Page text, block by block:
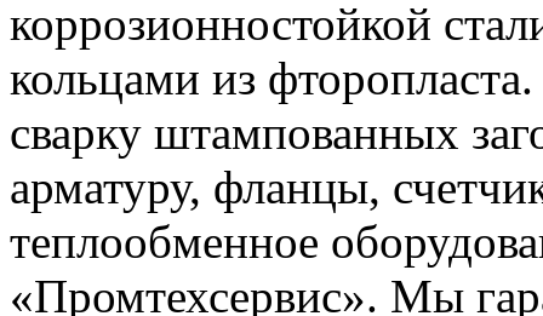
коррозионностойкой
кольцами из
сварку штампованных
арматуру, фланцы,
теплообменное
«Промтехсервис». Мы